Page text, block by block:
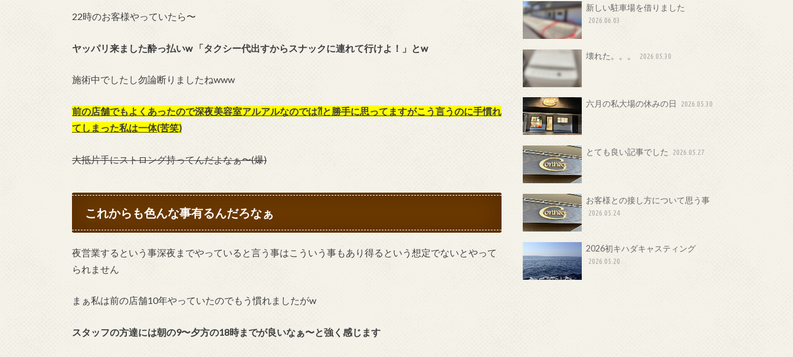
22時のお客様やっていたら〜
ヤッパリ来ました酔っ払いw 「タクシー代出すからスナックに連れて行けよ！」とw
施術中でしたし勿論断りましたねwww
前の店舗でもよくあったので深夜美容室アルアルなのでは⁈と勝手に思ってますがこう言うのに手慣れ
てしまった私は一体(苦笑)
大抵片手にストロング持ってんだよなぁ〜(爆)
これからも色んな事有るんだろなぁ
夜営業するという事深夜までやっていると言う事はこういう事もあり得るという想定でないとやって
られません
まぁ私は前の店舗10年やっていたのでもう慣れましたがw
スタッフの方達には朝の9〜夕方の18時までが良いなぁ〜と強く感じます
新しい駐車場を借りました
2026.06.03
壊れた。。。 2026.05.30
六月の私大場の休みの日 2026.05.30
とても良い記事でした 2026.05.27
お客様との接し方について思う事
2026.05.24
2026初キハダキャスティング
2026.05.20